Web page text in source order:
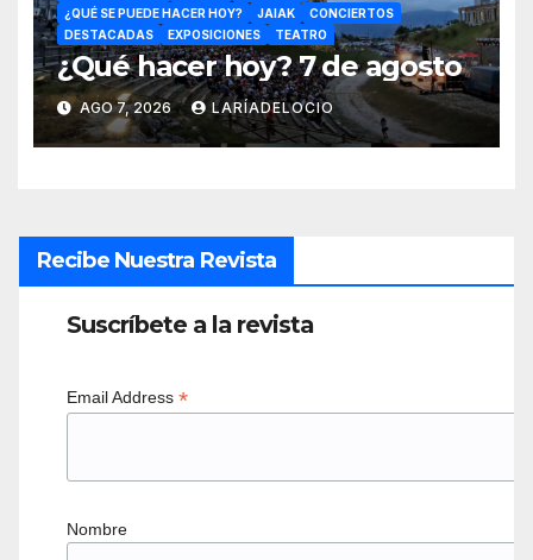
¿QUÉ SE PUEDE HACER HOY?
JAIAK
CONCIERTOS
DESTACADAS
EXPOSICIONES TEATRO
¿Qué hacer hoy? 7 de agosto
AGO 7, 2026 LARÍADELOCIO
Recibe Nuestra Revista
Suscríbete a la revista
Email Address *
Nombre